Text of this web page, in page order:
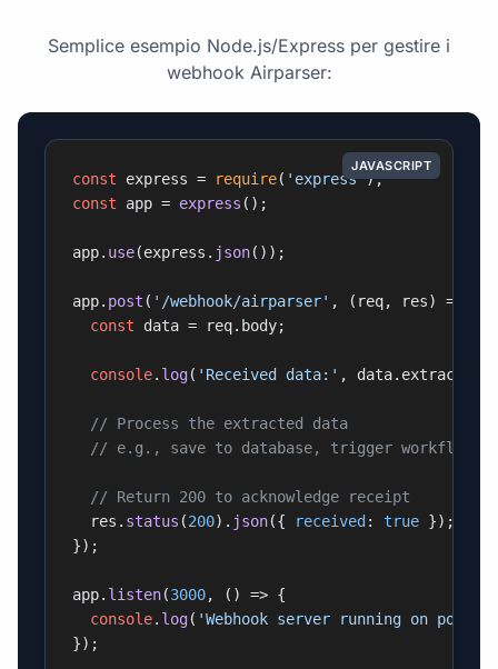
Semplice esempio Node.js/Express per gestire i
webhook Airparser:
JAVASCRIPT
const express = require( 'express'
const app = express ();
app. use(express. json());
app. post ( '/webhook/airparser' , ( req, res) =>
const data = req. body;
console. log( 'Received data:' , data.
// Process the extracted data
// e.g., save to database, trigger workflow,
// Return 200 to acknowledge receipt
  res.
status (200). json({ received : true });
});
app. listen(3000, () => {
console. log( 'Webhook server running on port
});